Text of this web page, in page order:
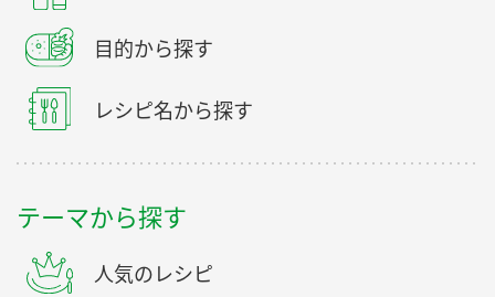
目的から探す
レシピ名から探す
テーマから探す
人気のレシピ